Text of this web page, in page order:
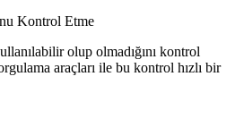
Kontrol Etme
olup olmadığını kontrol
araçları ile bu kontrol hızlı bir